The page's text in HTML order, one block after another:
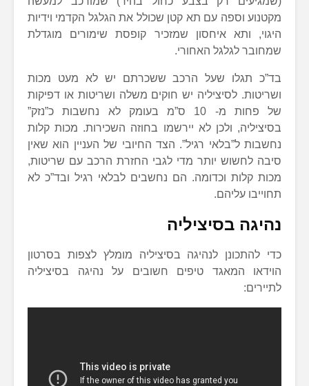
מקטנוע וספה עם תא קטן שכולל את הגלגל הקדמי וידיות
היגוי, ותא איחסון שמזכיר קופסת שימורים מוגדלת
שמחובר לגלגל האחורי.
בד”כ תגלו שעל הרכב ששכרתם יש לא מעט מכות
ושריטות. לסיציליה יש חוקים משלה ושריטות או דפיקות
של פחות מ- 10 ס”מ בעומק לא נחשבות כ”נזק”
בסיציליה, ולכן לא יירשמו בחוזה השכירות. מכות קלות
נחשבות ל”בלאי רגיל”. הצד החיובי של העניין הוא שאין
סיבה לחשוש יותר מדי לגבי החזרת הרכב עם שריטות,
מכות קלות וכדומה. הם נחשבים לבלאי רגיל ובד”כ לא
תחוייבו עליהם.
נהיגה בסיציליה
כדי להתכונן לנהיגה בסיציליה מומלץ לצפות בסרטון
הוידאו המאגד טיפים חשובים על נהיגה בסיציליה
לתיירים: